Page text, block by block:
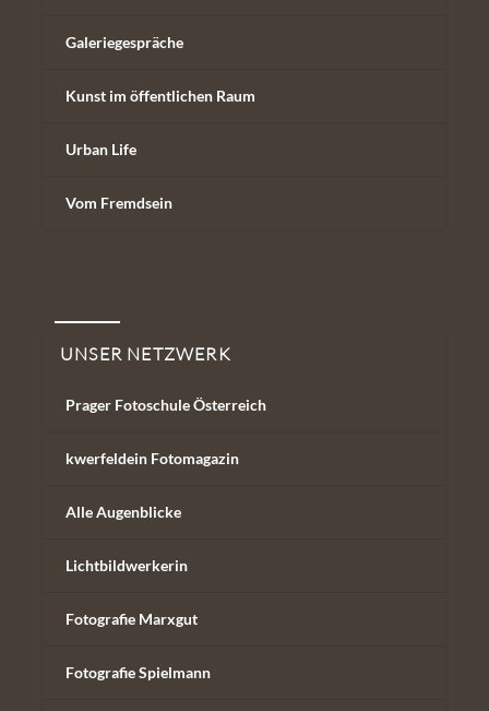
Galeriegespräche
Kunst im öffentlichen Raum
Urban Life
Vom Fremdsein
Unser Netzwerk
UNSER NETZWERK
Prager Fotoschule Österreich
kwerfeldein Fotomagazin
Alle Augenblicke
Lichtbildwerkerin
Fotografie Marxgut
Fotografie Spielmann